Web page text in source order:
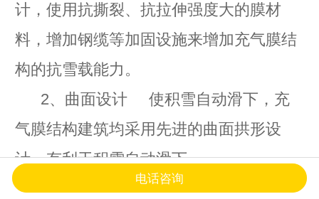
计，使用抗撕裂、抗拉伸强度大的膜材
料，增加钢缆等加固设施来增加充气膜结
构的抗雪载能力。
2、曲面设计 使积雪自动滑下，充
气膜结构建筑均采用先进的曲面拱形设
计，有利于积雪自动滑下。
3、融雪设计 针对气温极低，且降
电话咨询